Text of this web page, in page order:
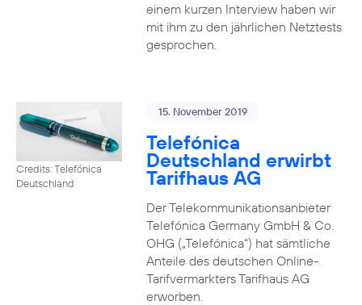
einem kurzen Interview haben wir
mit ihm zu den jährlichen Netztests
gesprochen.
Credits: Telefónica
Deutschland
15. November 2019
Telefónica
Deutschland erwirbt
Tarifhaus AG
Der Telekommunikationsanbieter
Telefónica Germany GmbH & Co.
OHG („Telefónica“) hat sämtliche
Anteile des deutschen Online-
Tarifvermarkters Tarifhaus AG
erworben.